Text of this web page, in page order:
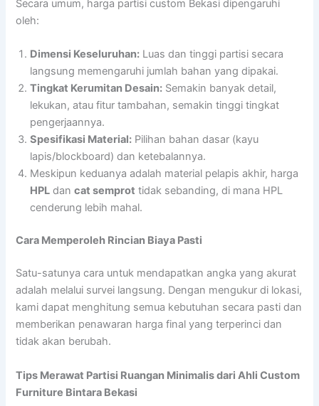
Secara umum, harga partisi custom Bekasi dipengaruhi
oleh:
Dimensi Keseluruhan: Luas dan tinggi partisi secara
langsung memengaruhi jumlah bahan yang dipakai.
Tingkat Kerumitan Desain: Semakin banyak detail,
lekukan, atau fitur tambahan, semakin tinggi tingkat
pengerjaannya.
Spesifikasi Material: Pilihan bahan dasar (kayu
lapis/blockboard) dan ketebalannya.
Meskipun keduanya adalah material pelapis akhir, harga
HPL dancat semprot tidak sebanding, di mana HPL
cenderung lebih mahal.
Cara Memperoleh Rincian Biaya Pasti
Satu-satunya cara untuk mendapatkan angka yang akurat
adalah melalui survei langsung. Dengan mengukur di lokasi,
kami dapat menghitung semua kebutuhan secara pasti dan
memberikan penawaran harga final yang terperinci dan
tidak akan berubah.
Tips Merawat Partisi Ruangan Minimalis dari Ahli Custom
Furniture Bintara Bekasi